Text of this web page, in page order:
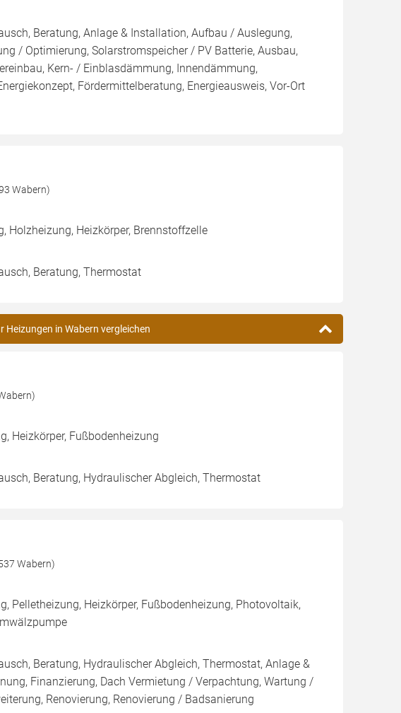
Beratung, Anlage & Installation, Aufbau / Auslegung,
/ Optimierung, Solarstromspeicher / PV Batterie, Ausbau,
Kern- / Einblasdämmung, Innendämmung,
Fördermittelberatung, Energieausweis, Vor-Ort
Wabern)
Holzheizung, Heizkörper, Brennstoffzelle
Beratung, Thermostat
Heizungen in Wabern vergleichen
Heizkörper, Fußbodenheizung
Beratung, Hydraulischer Abgleich, Thermostat
Wabern)
Pelletheizung, Heizkörper, Fußbodenheizung, Photovoltaik,
Beratung, Hydraulischer Abgleich, Thermostat, Anlage &
Finanzierung, Dach Vermietung / Verpachtung, Wartung /
Renovierung, Renovierung / Badsanierung